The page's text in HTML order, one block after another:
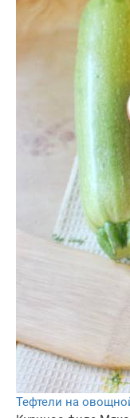
Тефтели на